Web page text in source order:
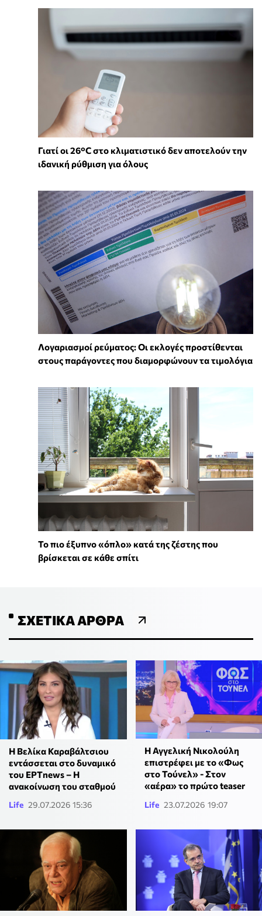
Γιατί οι 26°C στο κλιματιστικό δεν αποτελούν την
ιδανική ρύθμιση για όλους
Λογαριασμοί ρεύματος: Οι εκλογές προστίθενται
στους παράγοντες που διαμορφώνουν τα τιμολόγια
To πιο έξυπνο «όπλο» κατά της ζέστης που
βρίσκεται σε κάθε σπίτι
ΣΧΕΤΙΚΆ ΆΡΘΡΑ
Η Βελίκα Καραβάλτσιου
εντάσσεται στο δυναμικό
του ΕΡΤnews – Η
ανακοίνωση του σταθμού
Life 29.07.2026 15:36
Η Αγγελική Νικολούλη
επιστρέφει με το «Φως
στο Τούνελ» - Στον
«αέρα» το πρώτο teaser
Life 23.07.2026 19:07